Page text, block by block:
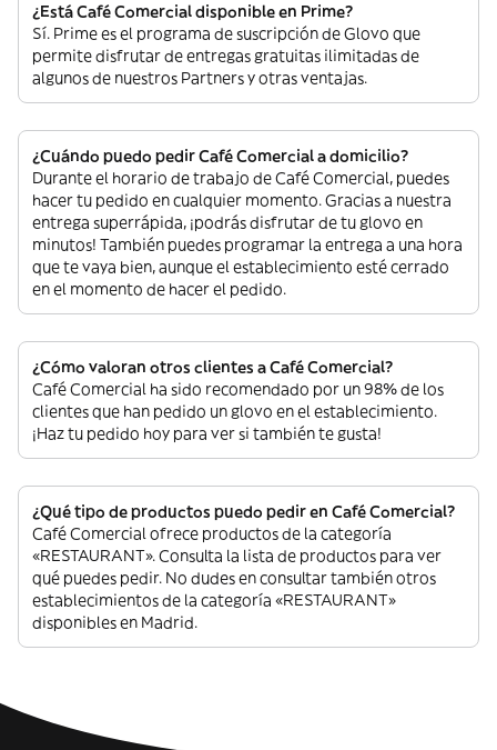
¿Está Café Comercial disponible en Prime?
Sí. Prime es el programa de suscripción de Glovo que
permite disfrutar de entregas gratuitas ilimitadas de
algunos de nuestros Partners y otras ventajas.
¿Cuándo puedo pedir Café Comercial a domicilio?
Durante el horario de trabajo de Café Comercial, puedes
hacer tu pedido en cualquier momento. Gracias a nuestra
entrega superrápida, ¡podrás disfrutar de tu glovo en
minutos! También puedes programar la entrega a una hora
que te vaya bien, aunque el establecimiento esté cerrado
en el momento de hacer el pedido.
¿Cómo valoran otros clientes a Café Comercial?
Café Comercial ha sido recomendado por un 98% de los
clientes que han pedido un glovo en el establecimiento.
¡Haz tu pedido hoy para ver si también te gusta!
¿Qué tipo de productos puedo pedir en Café Comercial?
Café Comercial ofrece productos de la categoría
«RESTAURANT». Consulta la lista de productos para ver
qué puedes pedir. No dudes en consultar también otros
establecimientos de la categoría «RESTAURANT»
disponibles en Madrid.